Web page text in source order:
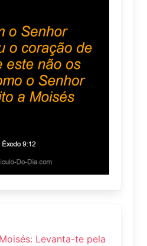
Levanta-te pela